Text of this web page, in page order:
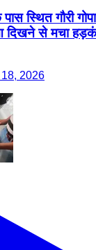
पास स्थित गौरी
से मचा
2026